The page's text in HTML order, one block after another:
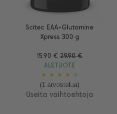
Scitec EAA+Glutamine
Xpress 300 g
15.90 € 29.90 €
ALETUOTE
★ ★ ★ ★
(1 arvostelua)
Useita vaihtoehtoja